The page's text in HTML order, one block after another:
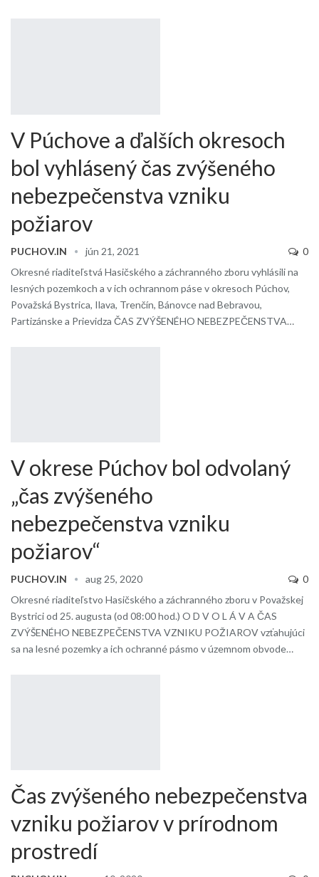
V Púchove a ďalších okresoch
bol vyhlásený čas zvýšeného
nebezpečenstva vzniku
požiarov
PUCHOV.IN jún 21, 2021
0
Okresné riaditeľstvá Hasičského a záchranného zboru vyhlásili na
lesných pozemkoch a v ich ochrannom páse v okresoch Púchov,
Považská Bystrica, Ilava, Trenčín, Bánovce nad Bebravou,
Partizánske a Prievidza ČAS ZVÝŠENÉHO NEBEZPEČENSTVA…
V okrese Púchov bol odvolaný
„čas zvýšeného
nebezpečenstva vzniku
požiarov“
PUCHOV.IN aug 25, 2020
0
Okresné riaditeľstvo Hasičského a záchranného zboru v Považskej
Bystrici od 25. augusta (od 08:00 hod.) O D V O L Á V A ČAS
ZVÝŠENÉHO NEBEZPEČENSTVA VZNIKU POŽIAROV vzťahujúci
sa na lesné pozemky a ich ochranné pásmo v územnom obvode…
Čas zvýšeného nebezpečenstva
vzniku požiarov v prírodnom
prostredí